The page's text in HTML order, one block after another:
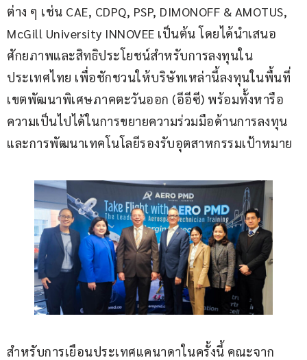
ต่าง ๆ เช่น CAE, CDPQ, PSP, DIMONOFF & AMOTUS,
McGill University INNOVEE เป็นต้น โดยได้นำเสนอ
ศักยภาพและสิทธิประโยชน์สำหรับการลงทุนใน
ประเทศไทย เพื่อชักชวนให้บริษัทเหล่านี้ลงทุนในพื้นที่
เขตพัฒนาพิเศษภาคตะวันออก (อีอีซี) พร้อมทั้งหารือ
ความเป็นไปได้ในการขยายความร่วมมือด้านการลงทุน
และการพัฒนาเทคโนโลยีรองรับอุตสาหกรรมเป้าหมาย
สำหรับการเยือนประเทศแคนาดาในครั้งนี้ คณะจาก